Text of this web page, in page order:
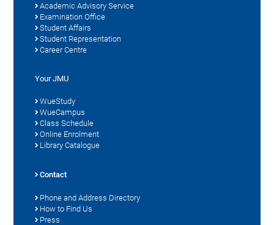
Academic Advisory Service
Examination Office
Student Affairs
Student Representation
Career Centre
Your JMU
WueStudy
WueCampus
Class Schedule
Online Enrolment
Library Catalogue
Contact
Phone and Address Directory
How to Find Us
Press